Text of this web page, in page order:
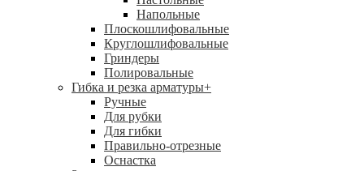
Напольные
Плоскошлифовальные
Круглошлифовальные
Гриндеры
Полировальные
Гибка и резка арматуры+
Ручные
Для рубки
Для гибки
Правильно-отрезные
Оснастка